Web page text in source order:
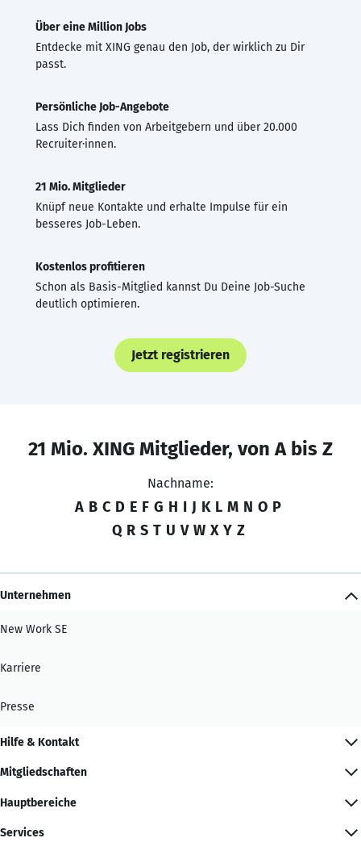
Über eine Million Jobs
Entdecke mit XING genau den Job, der wirklich zu Dir
passt.
Persönliche Job-Angebote
Lass Dich finden von Arbeitgebern und über 20.000
Recruiter·innen.
21 Mio. Mitglieder
Knüpf neue Kontakte und erhalte Impulse für ein
besseres Job-Leben.
Kostenlos profitieren
Schon als Basis-Mitglied kannst Du Deine Job-Suche
deutlich optimieren.
Jetzt registrieren
21 Mio. XING Mitglieder, von A bis Z
Nachname:
A B C D E F G H I J K L M N O P
Q R S T U V W X Y Z
Unternehmen
New Work SE
Karriere
Presse
Hilfe & Kontakt
Mitgliedschaften
Hauptbereiche
Services